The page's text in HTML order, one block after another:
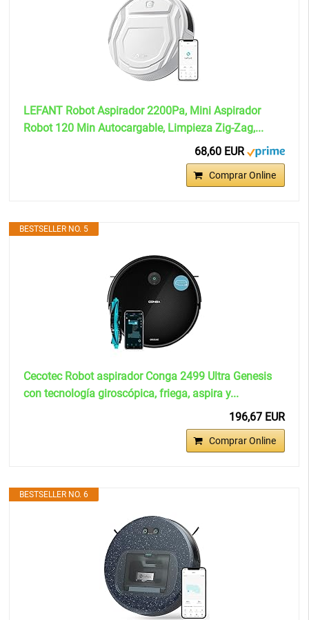
LEFANT Robot Aspirador 2200Pa, Mini Aspirador
Robot 120 Min Autocargable, Limpieza Zig-Zag,...
68,60 EUR
Comprar Online
BESTSELLER NO. 5
Cecotec Robot aspirador Conga 2499 Ultra Genesis
con tecnología giroscópica, friega, aspira y...
196,67 EUR
Comprar Online
BESTSELLER NO. 6